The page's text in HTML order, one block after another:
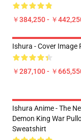
￥384,250 - ￥
Ishura - Cover Image
￥287,100 - ￥
Ishura Anime - The
Demon King War
Sweatshirt